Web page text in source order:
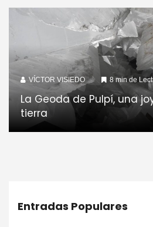
VÍCTOR VISIEDO 8 min de
La Geoda de Pulpí, una
tierra
Entradas Populares